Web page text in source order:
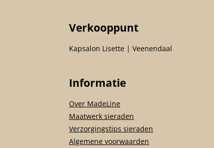
Verkooppunt
Kapsalon Lisette | Veenendaal
Informatie
Over MadeLine
Maatwerk sieraden
Verzorgingstips sieraden
Algemene voorwaarden